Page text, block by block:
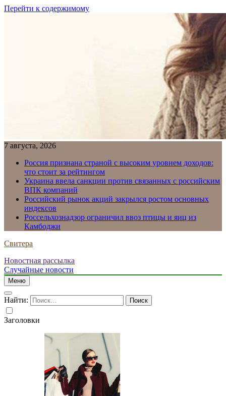
Перейти к содержимому
7 августа, 2026
Россия признана страной с высоким уровнем доходов:
что стоит за рейтингом
Украина ввела санкции против связанных с российским
ВПК компаний
Российский рынок акций закрылся ростом основных
индексов
Россельхознадзор ограничил ввоз птицы и яиц из
Камбоджи
Свитера
Новостная рассылка
Случайные новости
Меню
Найти:
Заголовки